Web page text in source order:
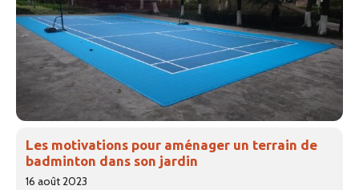
Les motivations pour aménager un terrain de
badminton dans son jardin
16 août 2023